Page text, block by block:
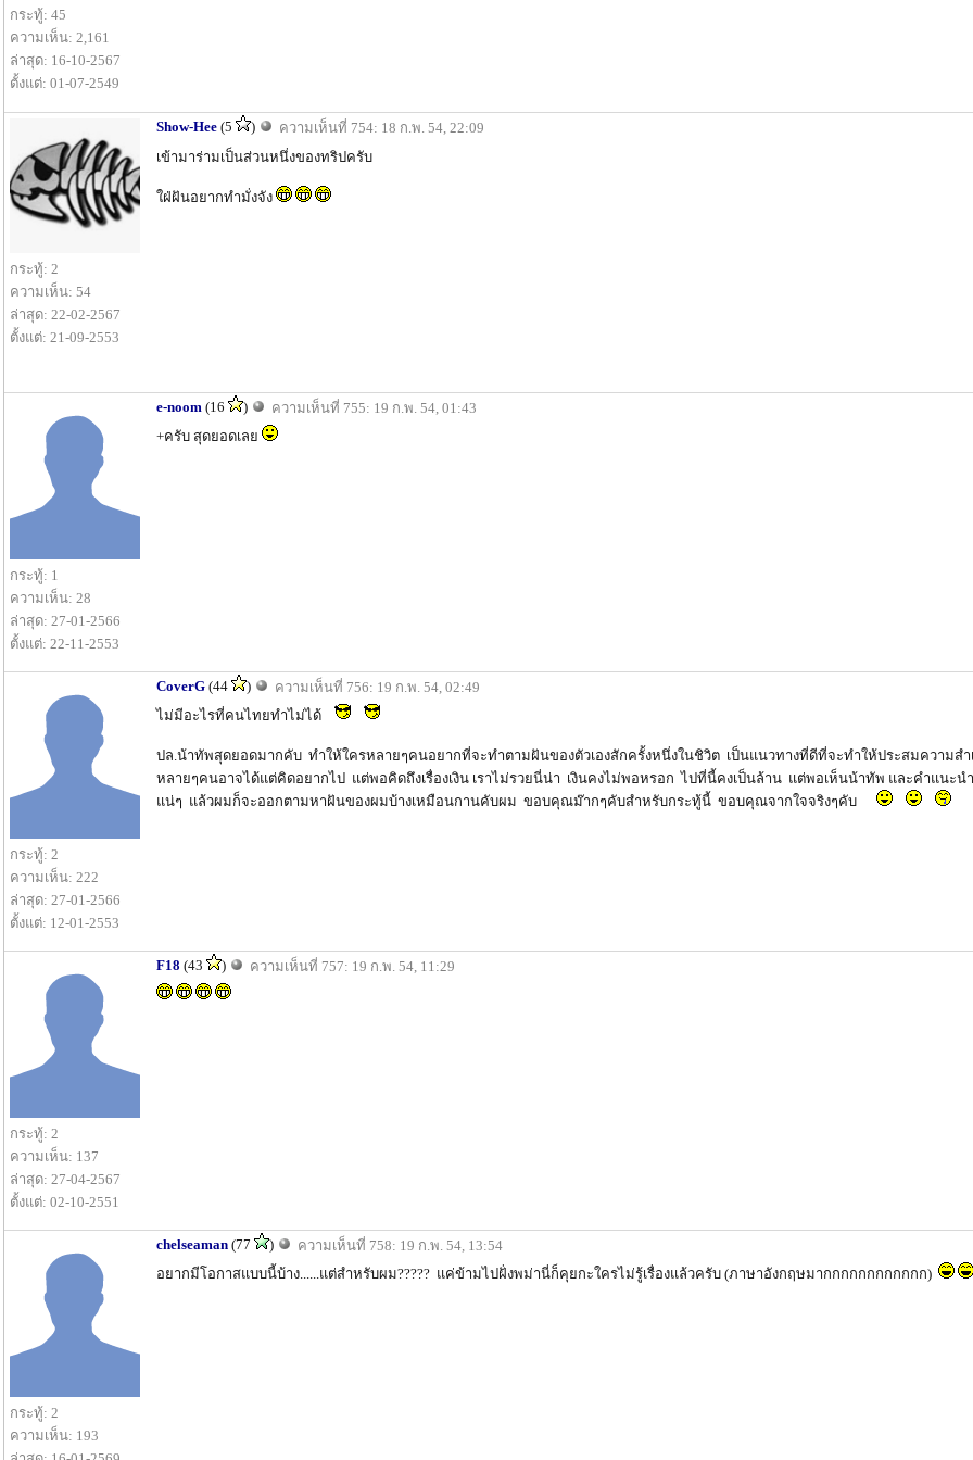
กระทู้: 45
ความเห็น: 2,161
ล่าสุด: 16-10-2567
ตั้งแต่: 01-07-2549
กระทู้: 2
ความเห็น: 54
ล่าสุด: 22-02-2567
ตั้งแต่: 21-09-2553
Show-Hee (5 )
ความเห็นที่ 754: 18 ก.พ. 54, 22:09
เข้ามาร่ามเป็นส่วนหนึ่งของทริปครับ
ใฝ่ฝันอยากทำมั่งจัง
กระทู้: 1
ความเห็น: 28
ล่าสุด: 27-01-2566
ตั้งแต่: 22-11-2553
e-noom (16 )
ความเห็นที่ 755: 19 ก.พ. 54, 01:43
+ครับ สุดยอดเลย
กระทู้: 2
ความเห็น: 222
ล่าสุด: 27-01-2566
ตั้งแต่: 12-01-2553
CoverG (44 )
ความเห็นที่ 756: 19 ก.พ. 54, 02:49
ไม่มีอะไรที่คนไทยทำไม่ได้
ปล.น้าทัพสุดยอดมากคับ ทำให้ใครหลายๆคนอยากที่จะทำตามฝันของตัวเองสักครั้งหนึ่งในชิวิต เป็นแนวทางที่ดีที่จะทำให้ประสมความส
หลายๆคนอาจได้แต่คิดอยากไป แต่พอคิดถึงเรื่องเงิน เราไม่รวยนี่น่า เงินคงไม่พอหรอก ไปที่นี้คงเป็นล้าน แต่พอเห็นน้าทัพ และคำแน
แน่ๆ แล้วผมก็จะออกตามหาฝันของผมบ้างเหมือนกานคับผม ขอบคุณม๊ากๆคับสำหรับกระทู้นี้ ขอบคุณจากใจจริงๆคับ
กระทู้: 2
ความเห็น: 137
ล่าสุด: 27-04-2567
ตั้งแต่: 02-10-2551
F18 (43 ) ความเห็นที่ 757: 19 ก.พ. 54, 11:29
กระทู้: 2
ความเห็น: 193
chelseaman (77 )
ความเห็นที่ 758: 19 ก.พ. 54, 13:54
อยากมีโอกาสแบบนี้บ้าง......แต่สำหรับผม????? แค่ข้ามไปฝั่งพม่านี่ก็คุยกะใครไม่รู้เรื่องแล้วครับ (ภาษาอังกฤษมากกกกกกกกกกกก)